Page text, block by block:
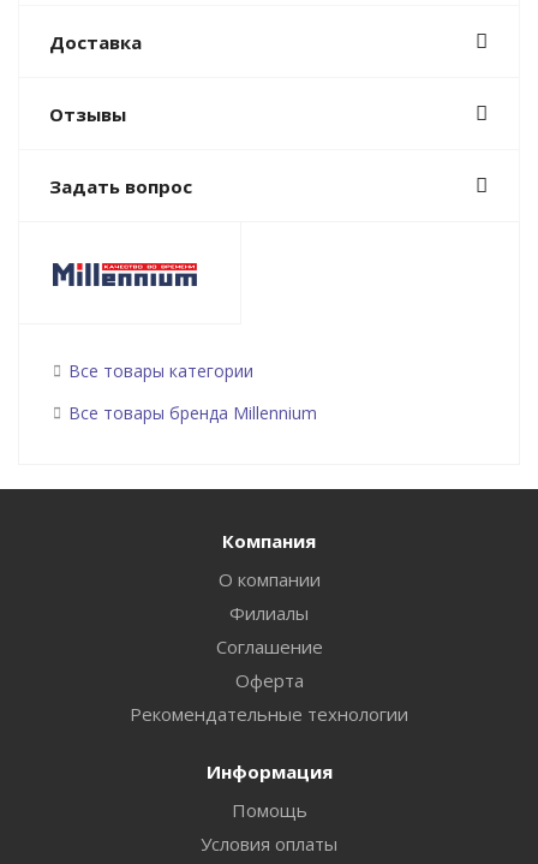
Доставка
Отзывы
Задать вопрос
Все товары категории
Все товары бренда Millennium
Компания
О компании
Филиалы
Соглашение
Оферта
Рекомендательные технологии
Информация
Помощь
Условия оплаты